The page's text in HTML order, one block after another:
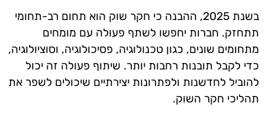
בשנת 2025, ההבנה כי חקר שוק הוא תחום רב-תחומי
תתחזק. חברות יחפשו לשתף פעולה עם מומחים
מתחומים שונים, כגון טכנולוגיה, פסיכולוגיה, וסוציולוגיה,
כדי לקבל תובנות רחבות יותר. שיתוף פעולה זה יכול
להוביל לחדשנות ולפתרונות יצירתיים שיכולים לשפר את
תהליכי חקר השוק.